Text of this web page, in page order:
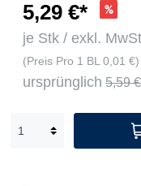
5,29 €*
je Stk / exkl.
(Preis Pro 1 BL 0,01 €)
ursprünglich 5,59